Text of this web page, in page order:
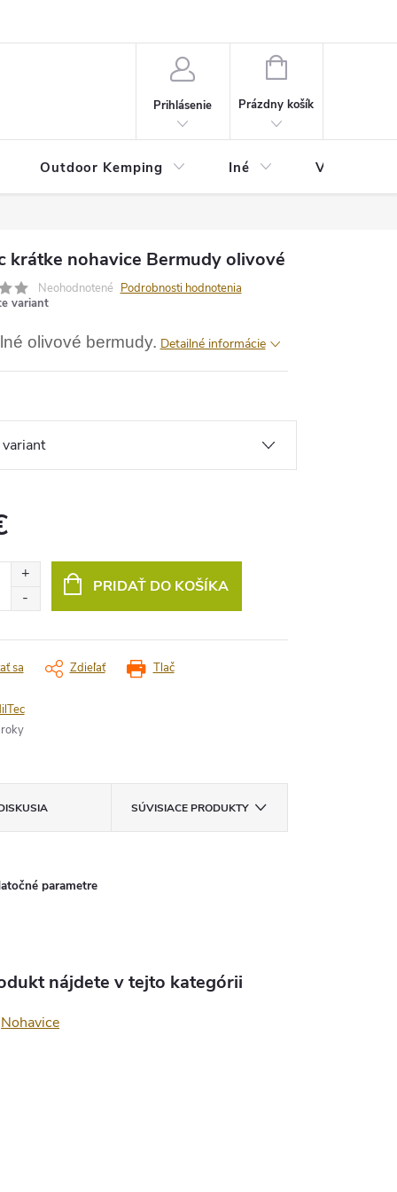
Prihlásenie
NÁKUPNÝ
Prázdny košík
Outdoor Kemping Iné Veľkostná
krátke nohavice Bermudy olivové
Neohodnotené Podrobnosti hodnotenia
variant
olivové bermudy. Detailné informácie
PRIDAŤ DO KOŠÍKA
Tlač
sa Zdieľať
SÚVISIACE PRODUKTY
parametre
nájdete v tejto kategórii
Nohavice